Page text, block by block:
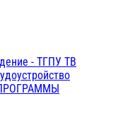
- ТГПУ ТВ